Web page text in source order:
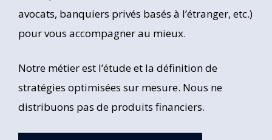
avocats, banquiers privés basés à l’étranger, etc.)
pour vous accompagner au mieux.
Notre métier est l’étude et la définition de
stratégies optimisées sur mesure. Nous ne
distribuons pas de produits financiers.